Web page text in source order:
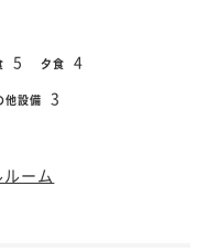
5 夕食 4
他設備 3
ルーム